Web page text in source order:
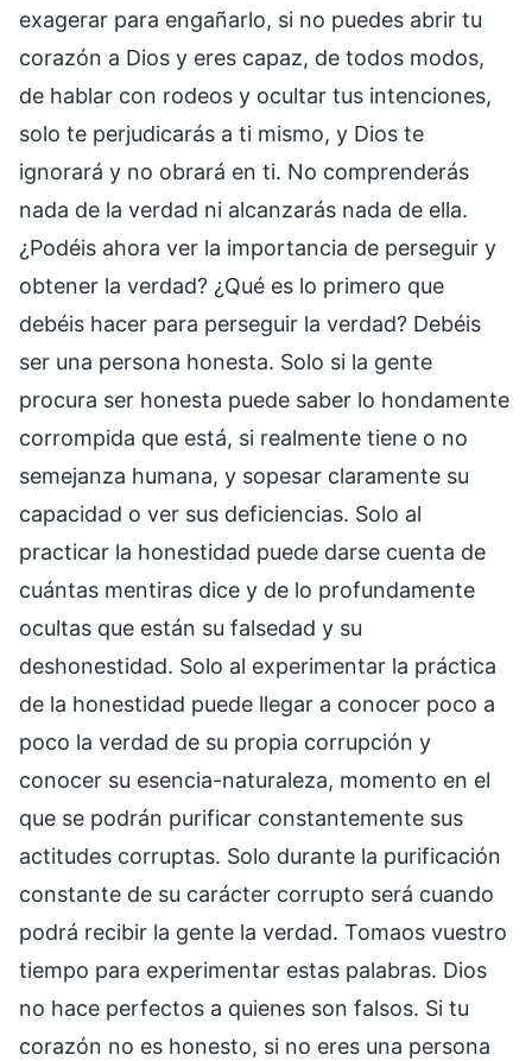
exagerar para engañarlo, si no puedes abrir tu
corazón a Dios y eres capaz, de todos modos,
de hablar con rodeos y ocultar tus intenciones,
solo te perjudicarás a ti mismo, y Dios te
ignorará y no obrará en ti. No comprenderás
nada de la verdad ni alcanzarás nada de ella.
¿Podéis ahora ver la importancia de perseguir y
obtener la verdad? ¿Qué es lo primero que
debéis hacer para perseguir la verdad? Debéis
ser una persona honesta. Solo si la gente
procura ser honesta puede saber lo hondamente
corrompida que está, si realmente tiene o no
semejanza humana, y sopesar claramente su
capacidad o ver sus deficiencias. Solo al
practicar la honestidad puede darse cuenta de
cuántas mentiras dice y de lo profundamente
ocultas que están su falsedad y su
deshonestidad. Solo al experimentar la práctica
de la honestidad puede llegar a conocer poco a
poco la verdad de su propia corrupción y
conocer su esencia-naturaleza, momento en el
que se podrán purificar constantemente sus
actitudes corruptas. Solo durante la purificación
constante de su carácter corrupto será cuando
podrá recibir la gente la verdad. Tomaos vuestro
tiempo para experimentar estas palabras. Dios
no hace perfectos a quienes son falsos. Si tu
corazón no es honesto, si no eres una persona